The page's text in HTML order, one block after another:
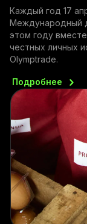
Каждый год 17
Международный
этом году
честных личных
Olymptrade.
Подробнее